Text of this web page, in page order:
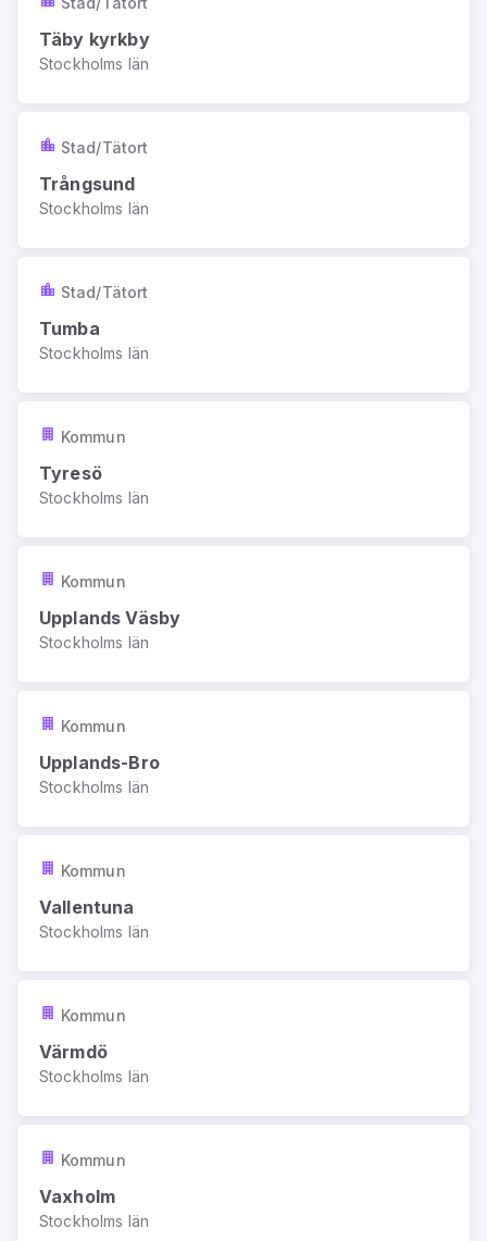
Täby kyrkby
Stockholms län
Stad/Tätort
Trångsund
Stockholms län
Stad/Tätort
Tumba
Stockholms län
Kommun
Tyresö
Stockholms län
Kommun
Upplands Väsby
Stockholms län
Kommun
Upplands-Bro
Stockholms län
Kommun
Vallentuna
Stockholms län
Kommun
Värmdö
Stockholms län
Kommun
Vaxholm
Stockholms län